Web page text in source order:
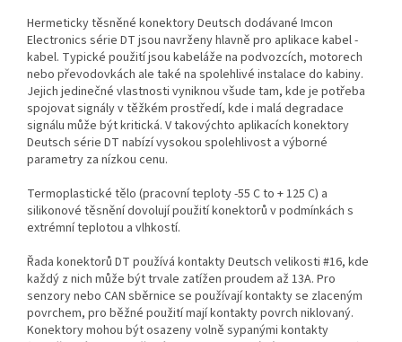
Hermeticky těsněné konektory Deutsch dodávané Imcon
Electronics série DT jsou navrženy hlavně pro aplikace kabel -
kabel. Typické použití jsou kabeláže na podvozcích, motorech
nebo převodovkách ale také na spolehlivé instalace do kabiny.
Jejich jedinečné vlastnosti vyniknou všude tam, kde je potřeba
spojovat signály v těžkém prostředí, kde i malá degradace
signálu může být kritická. V takovýchto aplikacích konektory
Deutsch série DT nabízí vysokou spolehlivost a výborné
parametry za nízkou cenu.
Termoplastické tělo (pracovní teploty -55 C to + 125 C) a
silikonové těsnění dovolují použití konektorů v podmínkách s
extrémní teplotou a vlhkostí.
Řada konektorů DT používá kontakty Deutsch velikosti #16, kde
každý z nich může být trvale zatížen proudem až 13A. Pro
senzory nebo CAN sběrnice se používají kontakty se zlaceným
povrchem, pro běžné použití mají kontakty povrch niklovaný.
Konektory mohou být osazeny volně sypanými kontakty